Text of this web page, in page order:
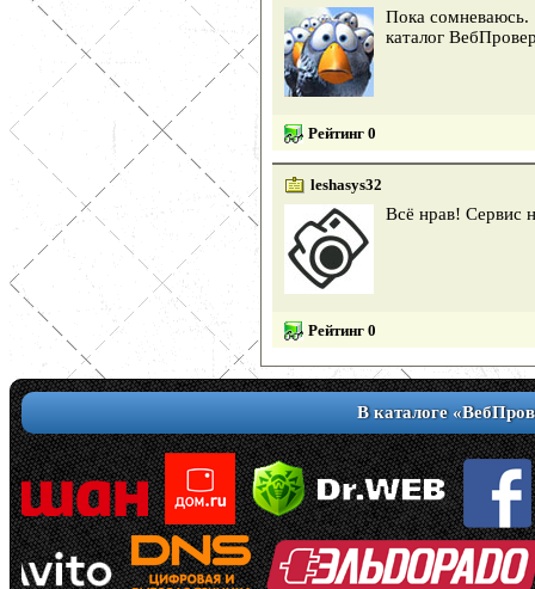
Пока сомневаюсь.
каталог
Рейтинг 0
leshasys32
Всё нрав! Сервис
Рейтинг 0
В каталоге